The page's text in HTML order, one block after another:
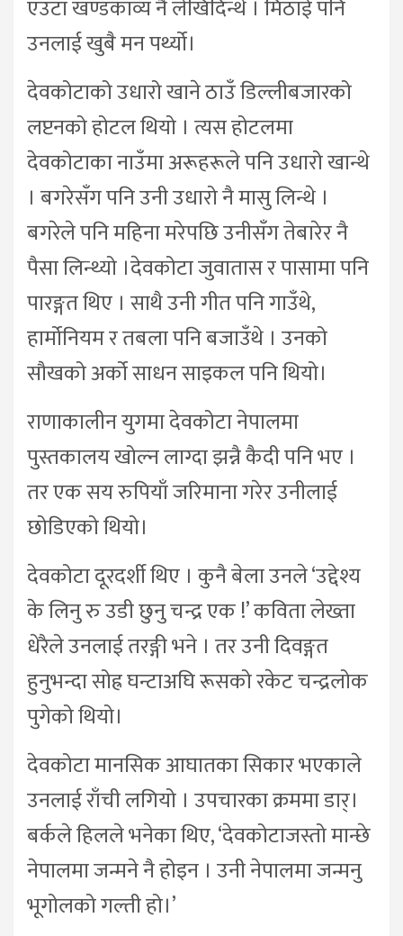
एउटा खण्डकाव्य नै लेखिदिन्थे । मिठाई पनि
उनलाई खुबै मन पर्थ्यो।
देवकोटाको उधारो खाने ठाउँ डिल्लीबजारको
लप्टनको होटल थियो । त्यस होटलमा
देवकोटाका नाउँमा अरूहरूले पनि उधारो खान्थे
। बगरेसँग पनि उनी उधारो नै मासु लिन्थे ।
बगरेले पनि महिना मरेपछि उनीसँग तेबारेर नै
पैसा लिन्थ्यो ।देवकोटा जुवातास र पासामा पनि
पारङ्गत थिए । साथै उनी गीत पनि गाउँथे,
हार्मोनियम र तबला पनि बजाउँथे । उनको
सौखको अर्को साधन साइकल पनि थियो।
राणाकालीन युगमा देवकोटा नेपालमा
पुस्तकालय खोल्न लाग्दा झन्नै कैदी पनि भए ।
तर एक सय रुपियाँ जरिमाना गरेर उनीलाई
छोडिएको थियो।
देवकोटा दूरदर्शी थिए । कुनै बेला उनले ‘उद्देश्य
के लिनु रु उडी छुनु चन्द्र एक !’ कविता लेख्ता
धेरैले उनलाई तरङ्गी भने । तर उनी दिवङ्गत
हुनुभन्दा सोह्र घन्टाअघि रूसको रकेट चन्द्रलोक
पुगेको थियो।
देवकोटा मानसिक आघातका सिकार भएकाले
उनलाई राँची लगियो । उपचारका क्रममा डार्।
बर्कले हिलले भनेका थिए, ‘देवकोटाजस्तो मान्छे
नेपालमा जन्मने नै होइन । उनी नेपालमा जन्मनु
भूगोलको गल्ती हो।’